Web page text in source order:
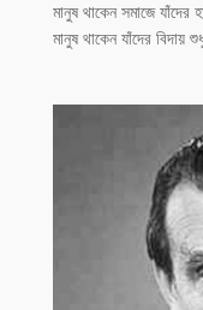
মানুষ থাকেন সমাজে যাঁদের
মানুষ থাকেন যাঁদের বিদায়